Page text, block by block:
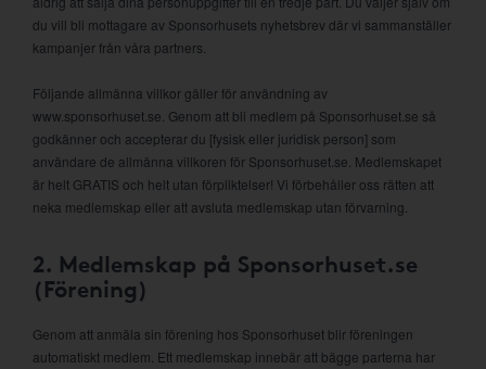
du vill bli mottagare av Sponsorhusets nyhetsbrev där vi sammanställer
kampanjer från våra partners.
Följande allmänna villkor gäller för användning av
www.sponsorhuset.se. Genom att bli medlem på Sponsorhuset.se så
godkänner och accepterar du [fysisk eller juridisk person] som
användare de allmänna villkoren för Sponsorhuset.se. Medlemskapet
är helt GRATIS och helt utan förpliktelser! Vi förbehåller oss rätten att
neka medlemskap eller att avsluta medlemskap utan förvarning.
2. Medlemskap på Sponsorhuset.se
(Förening)
Genom att anmäla sin förening hos Sponsorhuset blir föreningen
automatiskt medlem. Ett medlemskap innebär att bägge parterna har